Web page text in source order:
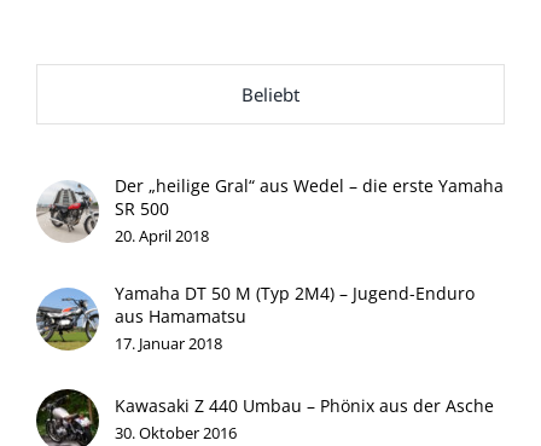
Beliebt
Der „heilige Gral“ aus Wedel – die erste Yamaha
SR 500
20. April 2018
Yamaha DT 50 M (Typ 2M4) – Jugend-Enduro
aus Hamamatsu
17. Januar 2018
Kawasaki Z 440 Umbau – Phönix aus der Asche
30. Oktober 2016